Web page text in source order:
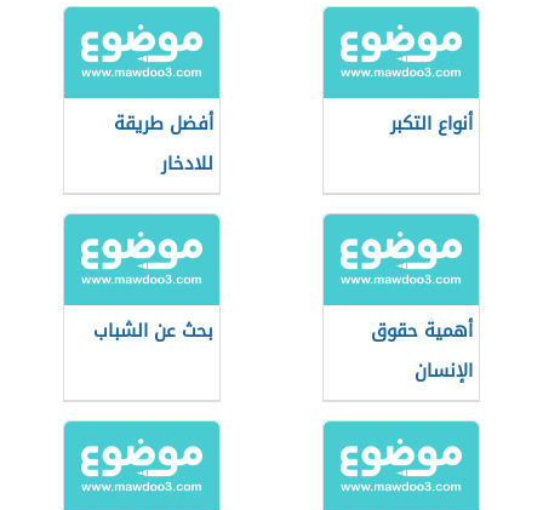
أنواع التكبر
أفضل طريقة
للادخار
أهمية حقوق
الإنسان
بحث عن الشباب